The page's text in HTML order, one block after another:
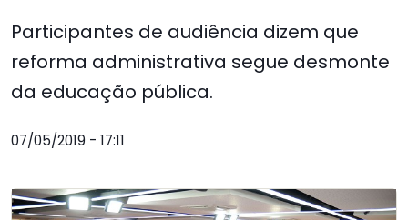
Participantes de audiência dizem que
reforma administrativa segue desmonte
da educação pública.
07/05/2019 - 17:11